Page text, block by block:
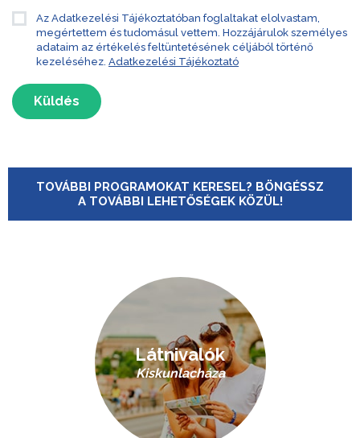
Az Adatkezelési Tájékoztatóban foglaltakat elolvastam,
megértettem és tudomásul vettem. Hozzájárulok személyes
adataim az értékelés feltüntetésének céljából történő
kezeléséhez. Adatkezelési Tájékoztató
Küldés
TOVÁBBI PROGRAMOKAT KERESEL? BÖNGÉSSZ
A TOVÁBBI LEHETŐSÉGEK KÖZÜL!
Látnivalók
Kiskunlacháza